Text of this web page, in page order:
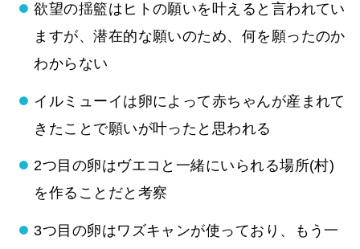
欲望の揺籃はヒトの願いを叶えると言われてい
ますが、潜在的な願いのため、何を願ったのか
わからない
イルミューイは卵によって赤ちゃんが産まれて
きたことで願いが叶ったと思われる
2つ目の卵はヴエコと一緒にいられる場所(村)
を作ることだと考察
3つ目の卵はワズキャンが使っており、もう一